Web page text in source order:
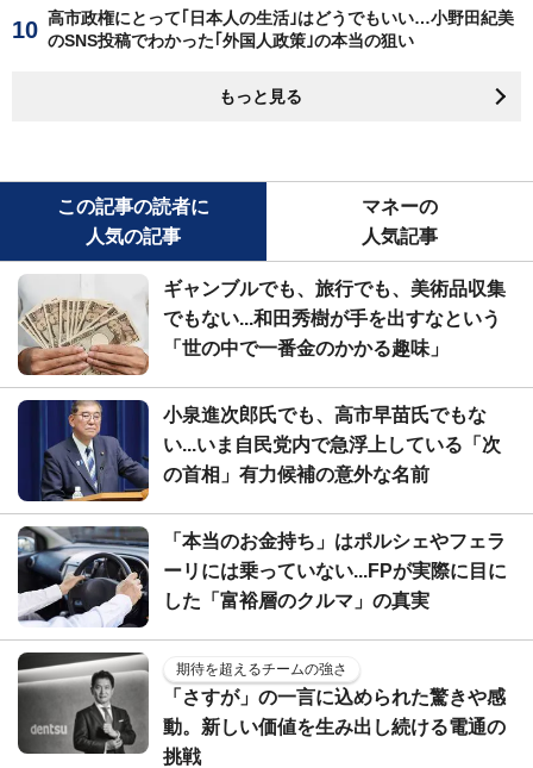
高市政権にとって｢日本人の生活｣はどうでもいい…小野田紀美
のSNS投稿でわかった｢外国人政策｣の本当の狙い
もっと見る
この記事の読者に
人気の記事
マネーの
人気記事
ギャンブルでも、旅行でも、美術品収集
でもない...和田秀樹が手を出すなという
「世の中で一番金のかかる趣味」
小泉進次郎氏でも、高市早苗氏でもな
い...いま自民党内で急浮上している「次
の首相」有力候補の意外な名前
「本当のお金持ち」はポルシェやフェラ
ーリには乗っていない...FPが実際に目に
した「富裕層のクルマ」の真実
期待を超えるチームの強さ
「さすが」の一言に込められた驚きや感
動。新しい価値を生み出し続ける電通の
挑戦